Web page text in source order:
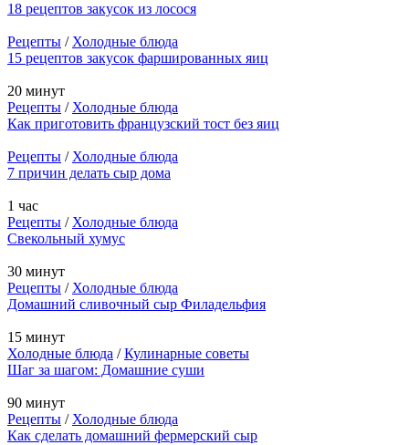
18 рецептов закусок из лосося
Рецепты /Холодные блюда
15 рецептов закусок фаршированных яиц
20 минут
Рецепты /Холодные блюда
Как приготовить французский тост без яиц
Рецепты /Холодные блюда
7 причин делать сыр дома
1 час
Рецепты /Холодные блюда
Свекольный хумус
30 минут
Рецепты /Холодные блюда
Домашний сливочный сыр Филадельфия
15 минут
Холодные блюда /Кулинарные советы
Шаг за шагом: Домашние суши
90 минут
Рецепты /Холодные блюда
Как сделать домашний фермерский сыр